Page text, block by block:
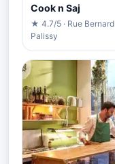
Cook n Saj
★ 4.7/5 · Rue Bernard
Palissy